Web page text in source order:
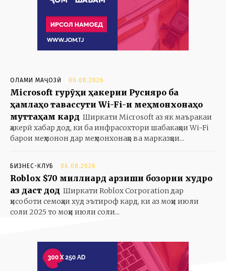
ОЛАМИ МАҶОЗӢ 06.08.2026
Microsoft гурӯҳи ҳакерии Русияро ба
ҳамлаҳо тавассути Wi-Fi-и меҳмонхонаҳо
муттаҳам кард Ширкати Microsoft аз як маъракаи
ҳакерӣ хабар дод, ки ба инфрасохтори шабакаҳои Wi-Fi
барои меҳмонон дар меҳмонхонаҳо ва марказҳои...
БИЗНЕС-КЛУБ 06.08.2026
Roblox $70 миллиард арзиши бозории худро
аз даст дод Ширкати Roblox Corporation дар
ҳисоботи семоҳаи худ эътироф кард, ки аз моҳи июли
соли 2025 то моҳи июли соли...